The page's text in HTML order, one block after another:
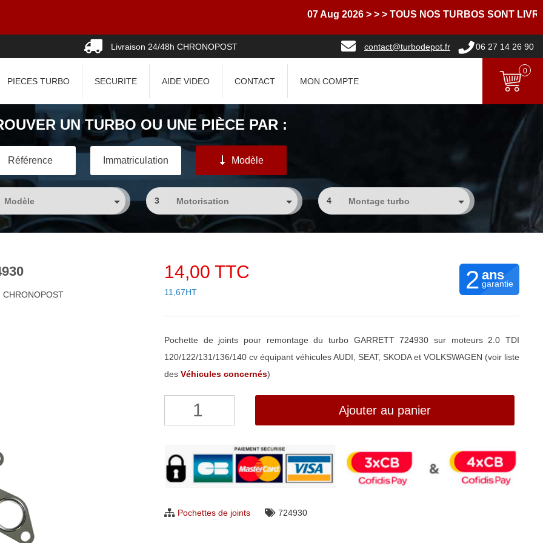
07 Aug 2026 > > > TOUS NOS TURBOS SONT LIVRES
Livraison 24/48h CHRONOPOST contact@turbodepot.fr 06 27 14 26 90
PIECES TURBO SECURITE AIDE VIDEO CONTACT MON COMPTE
0
UN TURBO OU UNE PIÈCE PAR :
Référence Immatriculation Modèle
3 4
14,00 TTC
11,67HT 2 ans
garantie
Pochette de joints pour remontage du turbo GARRETT 724930 sur moteurs 2.0 TDI
120/122/131/136/140 cv équipant véhicules AUDI, SEAT, SKODA et VOLKSWAGEN (voir liste
des Véhicules concernés)
de
joints
Ajouter au panier
Pochettes de joints 724930